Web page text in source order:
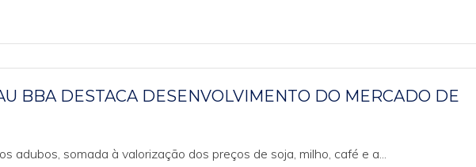
BBA DESTACA DESENVOLVIMENTO DO MERCADO DE
adubos, somada à valorização dos preços de soja, milho, café e a...